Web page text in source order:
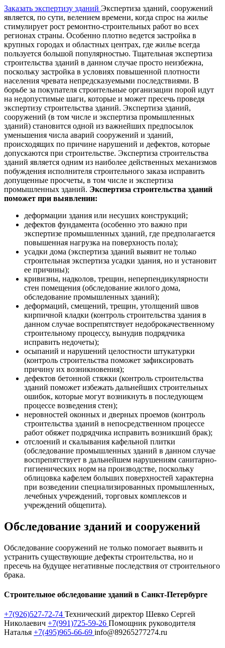
Заказать экспертизу зданий Экспертиза зданий, сооружений
является, по сути, велением времени, когда спрос на жилье
стимулирует рост ремонтно-строительных работ во всех
регионах страны. Особенно плотно ведется застройка в
крупных городах и областных центрах, где жилье всегда
пользуется большой популярностью. Тщательная экспертиза
строительства зданий в данном случае просто неизбежна,
поскольку застройка в условиях повышенной плотности
населения чревата непредсказуемыми последствиями. В
борьбе за покупателя строительные организации порой идут
на недопустимые шаги, которые и может пресечь проведя
экспертизу строительства зданий. Экспертиза зданий,
сооружений (в том числе и экспертиза промышленных
зданий) становится одной из важнейших предпосылок
уменьшения числа аварий сооружений и зданий,
происходящих по причине нарушений и дефектов, которые
допускаются при строительстве. Экспертиза строительства
зданий является одним из наиболее действенных механизмов
побуждения исполнителя строительного заказа исправить
допущенные просчеты, в том числе и экспертиза
промышленных зданий. Экспертиза строительства зданий
поможет при выявлении:
деформации здания или несуших конструкций;
дефектов фундамента (особенно это важно при
экспертизе промышленных зданий, где предполагается
повышенная нагрузка на поверхность пола);
усадки дома (экспертиза зданий выявит не только
строительная экспертиза усадки здания, но и установит
ее причины);
кривизны, надколов, трещин, неперпендикулярности
стен помещения (обследование жилого дома,
обследование промышленных зданий);
деформаций, смещений, трещин, утолщений швов
кирпичной кладки (контроль строительства здания в
данном случае воспрепятствует недоброкачественному
строительному процессу, вынудив подрядчика
исправить недочеты);
осыпаний и нарушений целостности штукатурки
(контроль строительства поможет зафиксировать
причину их возникновения);
дефектов бетонной стяжки (контроль строительства
зданий поможет избежать дальнейших строительных
ошибок, которые могут возникнуть в последующем
процессе возведения стен);
неровностей оконных и дверных проемов (контроль
строительства зданий в непосредственном процессе
работ обяжет подрядчика исправить возникший брак);
отслоений и скалывания кафельной плитки
(обследование промышленных зданий в данном случае
воспрепятствует в дальнейшем нарушениям санитарно-
гигиенических норм на производстве, поскольку
облицовка кафелем больших поверхностей характерна
при возведении специализированных промышленных,
лечебных учреждений, торговых комплексов и
учреждений общепита).
Обследование зданий и сооружений
Обследование сооружений не только помогает выявить и
устранить существующие дефекты строительства, но и
пресечь на будущее негативные последствия от строительного
брака.
Строительное обследование зданий в Санкт-Петербурге
+7(926)527-72-74 Технический директор Шевко Сергей
Николаевич +7(991)725-59-26 Помощник руководителя
Наталья +7(495)965-66-69 info@89265277274.ru